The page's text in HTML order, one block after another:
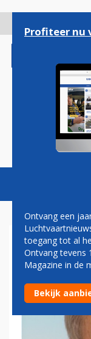
gaan
Magazine
PAUL
FRANCE
Profiteer nu
Ontvang een
toegang tot al
Ontvang tevens
Magazine in de
Bekijk